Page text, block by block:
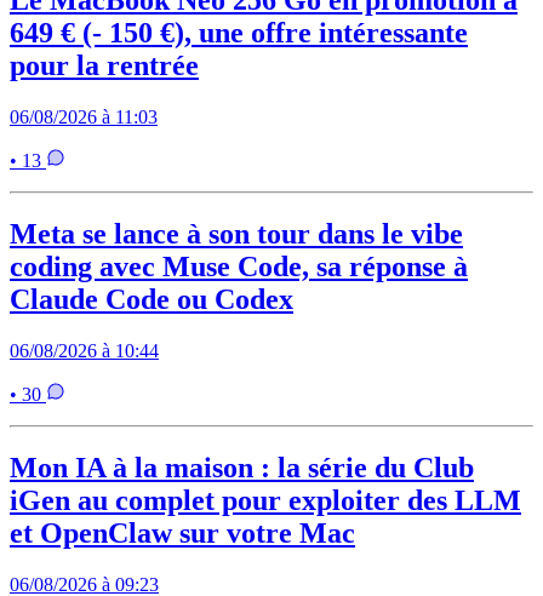
649 € (- 150 €), une offre intéressante
pour la rentrée
06/08/2026 à 11:03
• 13
Meta se lance à son tour dans le vibe
coding avec Muse Code, sa réponse à
Claude Code ou Codex
06/08/2026 à 10:44
• 30
Mon IA à la maison : la série du Club
iGen au complet pour exploiter des LLM
et OpenClaw sur votre Mac
06/08/2026 à 09:23